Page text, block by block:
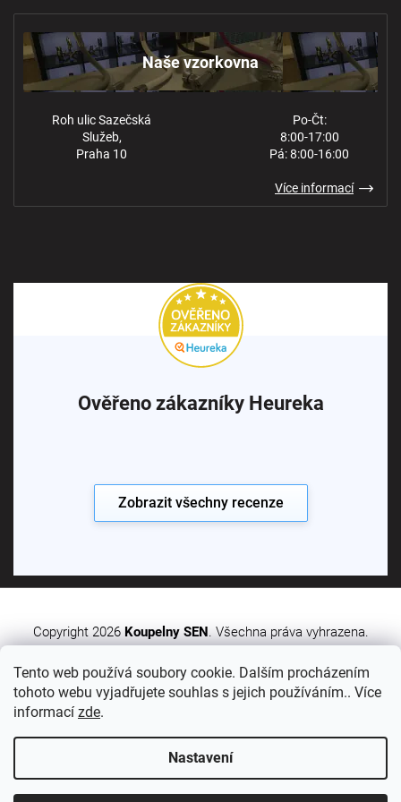
Tento web používá soubory cookie. Dalším procházením
tohoto webu vyjadřujete souhlas s jejich používáním.. Více
informací zde.
Nastavení
Ochrana osobních údajů
Naše vzorkovna
Roh ulic Sazečská
Služeb,
Praha 10
Po-Čt:
8:00-17:00
Pá: 8:00-16:00
Více informací
Ověřeno zákazníky Heureka
Zobrazit všechny recenze
Vytvořil Shoptet Premium
Copyright 2026 Koupelny SEN. Všechna práva vyhrazena.
Sledujte nás: